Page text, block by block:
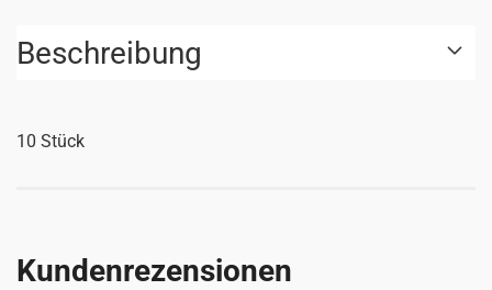
Beschreibung
10 Stück
Kundenrezensionen